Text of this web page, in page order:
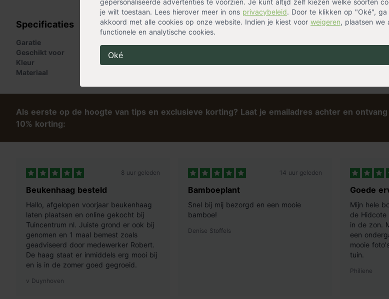
je wilt toestaan. Lees hierover meer in ons privacybeleid. Door te klikken op "Oké", ga
akkoord met alle cookies op onze website. Indien je kiest voor weigeren, plaatsen we
functionele en analytische cookies.
Oké
Specificaties
Garatie
Geschikt voor
Kleur
Materiaal
Als eerste op de hoogte van tips en exclusieve korting? Laat je emailadres achter en
10% korting:
8 uur geleden
Beukenhaag besteld
Hallo, afgelopen voorjaar beukenhaag
laten plaatsen en online gekocht bij
Tuincentrum nl. Juiste grond er ook bij
genomen en 1 maal bemest zoals
geadviseerd door medewerker Robert.
De haag staat er inmiddels erg mooi bij
en is in de zomer goed gegroeid.
v Duynhoven
14 uur geleden
Bamboeplant
Snel bij mij bezorgd en een mooie
bamboe!
Denise Stoffels
Goede
Mijn hele
de Hidcote
in de zon.
een
mooie
tuin.
Philiene